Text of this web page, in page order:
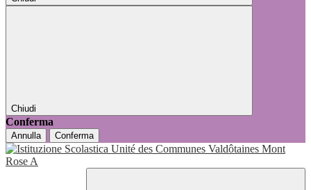
Chiudi
Conferma
Annulla Conferma